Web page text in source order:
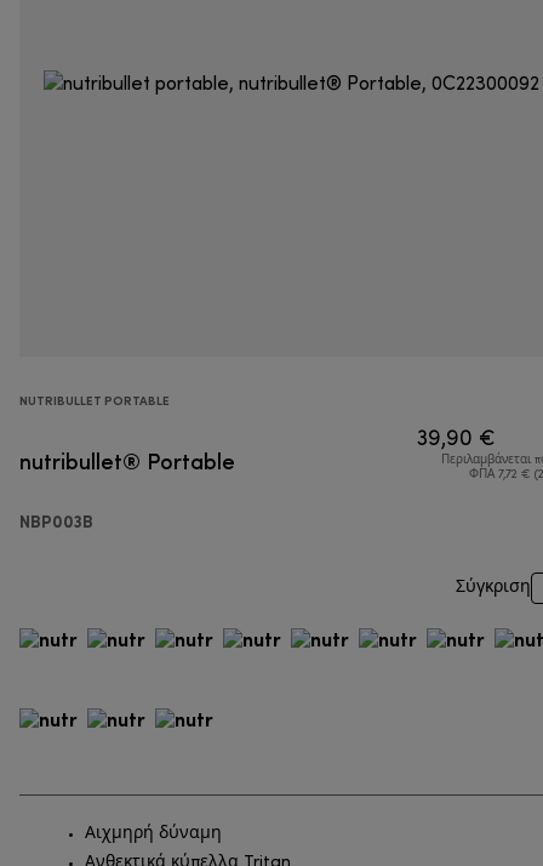
NUTRIBULLET PORTABLE
nutribullet® Portable
NBP003B
39,90 €
Περιλαμβάνεται
ΦΠΑ 7,72 €
Σύγκριση
Αιχμηρή δύναμη